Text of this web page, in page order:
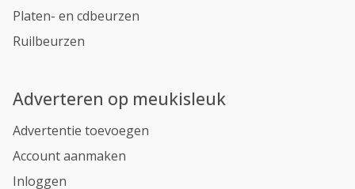
Platen- en cdbeurzen
Ruilbeurzen
Adverteren op meukisleuk
Advertentie toevoegen
Account aanmaken
Inloggen